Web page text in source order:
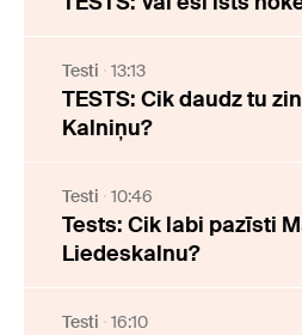
Testi 13:13
TESTS: Cik daudz tu
Kalniņu?
Testi 10:46
Tests: Cik labi pazīsti
Liedeskalnu?
Testi 16:10